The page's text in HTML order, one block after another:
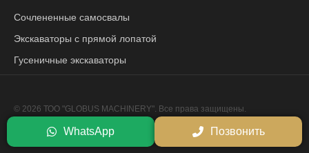
WhatsApp Позвонить
Сочлененные самосвалы
Экскаваторы с прямой лопатой
Гусеничные экскаваторы
© 2026 ТОО "GLOBUS MACHINERY". Все права защищены.
Сайт разработан компанией